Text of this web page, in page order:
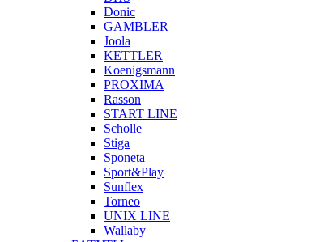
Donic
GAMBLER
Joola
KETTLER
Koenigsmann
PROXIMA
Rasson
START LINE
Scholle
Stiga
Sponeta
Sport&Play
Sunflex
Torneo
UNIX LINE
Wallaby